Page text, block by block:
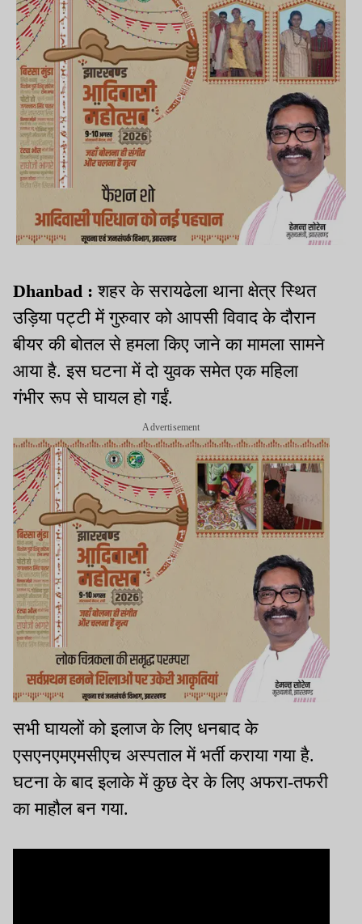
Dhanbad :शहर के सरायढेला थाना क्षेत्र स्थित
उड़िया पट्टी में गुरुवार को आपसी विवाद के दौरान
बीयर की बोतल से हमला किए जाने का मामला सामने
आया है. इस घटना में दो युवक समेत एक महिला
गंभीर रूप से घायल हो गईं.
Advertisement
सभी घायलों को इलाज के लिए धनबाद के
एसएनएमएमसीएच अस्पताल में भर्ती कराया गया है.
घटना के बाद इलाके में कुछ देर के लिए अफरा-तफरी
का माहौल बन गया.